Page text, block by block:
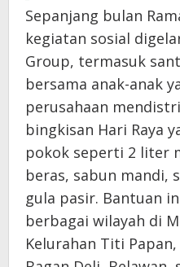
Sepanjang bulan
kegiatan sosial
Group, termasuk
bersama anak-anak
perusahaan
bingkisan Hari Raya
pokok seperti 2 liter
beras, sabun mandi,
gula pasir. Bantuan
berbagai wilayah di
Kelurahan Titi